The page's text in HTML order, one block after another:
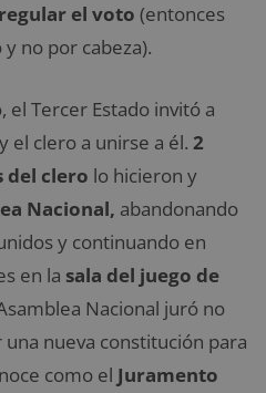
el voto (entonces
no por cabeza).
el Tercer Estado invitó a
el clero a unirse a él. 2
del clero lo hicieron y
Nacional, abandonando
y continuando en
en la sala del juego de
Nacional juró no
nueva constitución para
como el Juramento